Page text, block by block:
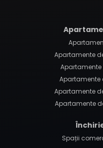
Apartamente
Apartamente
Apartamente
Apartamente
Apartamente
Spații